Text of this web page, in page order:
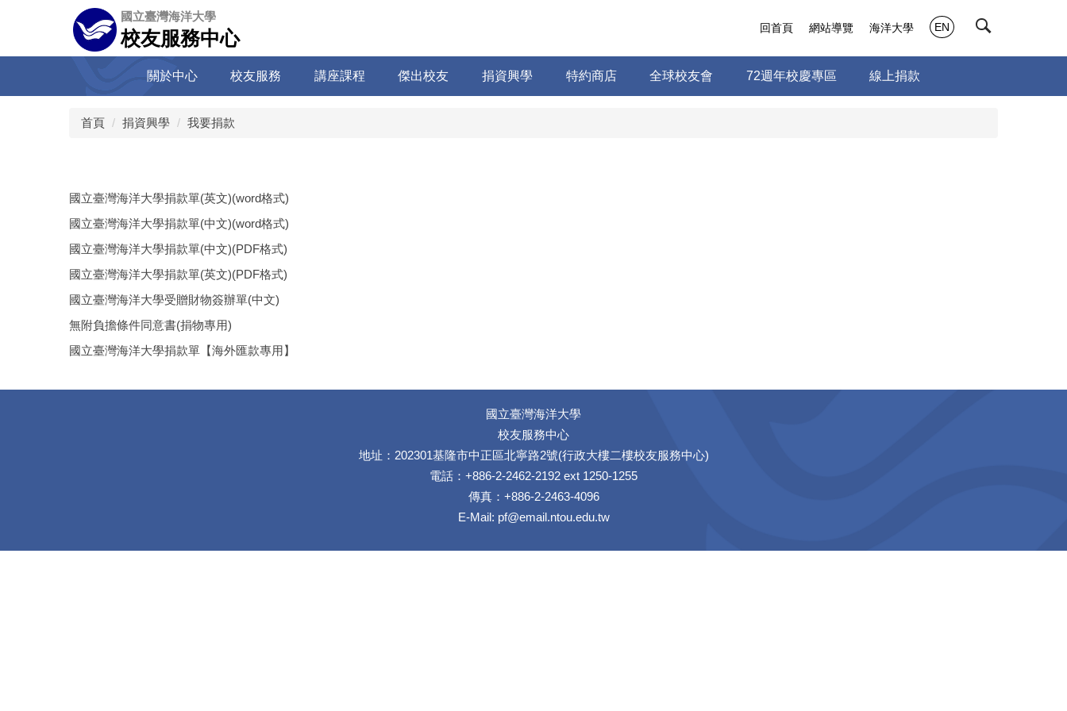
容
國立臺灣海洋大學
校友服務中心
關於中心 校友服務 講座課程 傑出校友 捐資興學 特約商店 全球校友會 72週年校慶專區 線上捐款
回首頁 網站導覽 海洋大學 EN
首頁 捐資興學 我要捐款
國立臺灣海洋大學捐款單(英文)(word格式)
國立臺灣海洋大學捐款單(中文)(word格式)
國立臺灣海洋大學捐款單(中文)(PDF格式)
國立臺灣海洋大學捐款單(英文)(PDF格式)
國立臺灣海洋大學受贈財物簽辦單(中文)
無附負擔條件同意書(捐物專用)
國立臺灣海洋大學捐款單【海外匯款專用】
國立臺灣海洋大學
校友服務中心
地址：202301基隆市中正區北寧路2號(行政大樓二樓校友服務中心)
電話：+886-2-2462-2192 ext 1250-1255
傳真：+886-2-2463-4096
E-Mail: pf@email.ntou.edu.tw